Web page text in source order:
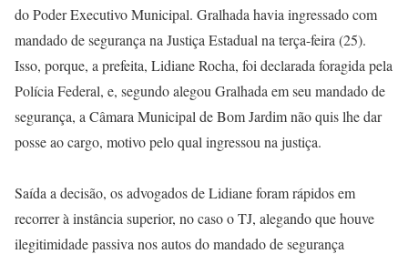
do Poder Executivo Municipal. Gralhada havia ingressado com
mandado de segurança na Justiça Estadual na terça-feira (25).
Isso, porque, a prefeita, Lidiane Rocha, foi declarada foragida pela
Polícia Federal, e, segundo alegou Gralhada em seu mandado de
segurança, a Câmara Municipal de Bom Jardim não quis lhe dar
posse ao cargo, motivo pelo qual ingressou na justiça.
Saída a decisão, os advogados de Lidiane foram rápidos em
recorrer à instância superior, no caso o TJ, alegando que houve
ilegitimidade passiva nos autos do mandado de segurança